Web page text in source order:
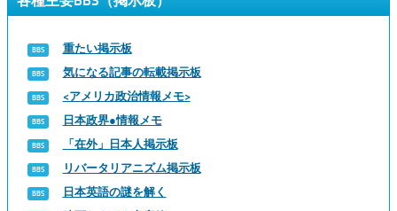
重たい掲示板
気になる記事の転載掲示板
<アメリカ政治情報メモ>
日本政界●情報メモ
「在外」日本人掲示板
リバータリアニズム掲示板
日本英語の謎を解く